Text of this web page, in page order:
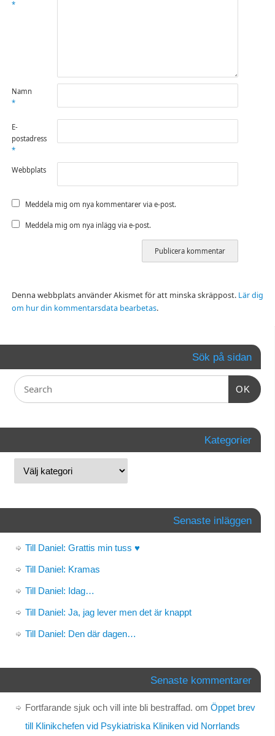
*
Namn
*
E-
postadress
*
Webbplats
Meddela mig om nya kommentarer via e-post.
Meddela mig om nya inlägg via e-post.
Denna webbplats använder Akismet för att minska skräppost. Lär dig
om hur din kommentarsdata bearbetas.
Sök på sidan
OK
Kategorier
Senaste inläggen
Till Daniel: Grattis min tuss ♥
Till Daniel: Kramas
Till Daniel: Idag…
Till Daniel: Ja, jag lever men det är knappt
Till Daniel: Den där dagen…
Senaste kommentarer
Fortfarande sjuk och vill inte bli bestraffad. om Öppet brev
till Klinikchefen vid Psykiatriska Kliniken vid Norrlands